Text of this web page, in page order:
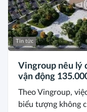
Tin tức
Vingroup nêu lý
vận động
Theo Vingroup,
biểu tượng không